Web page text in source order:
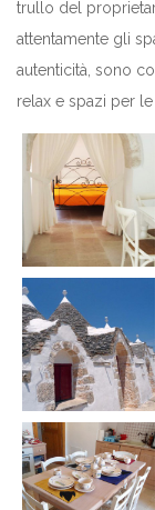
trullo del
attentamente gli
autenticità, sono
relax e spazi per